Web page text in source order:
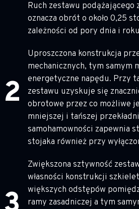
Ruch zestawu podążającego
oznacza obrót o około 0,25
zależności od pory dnia i
Uproszczona konstrukcja
mechanicznych, tym samym
energetyczne napędu. Przy
zestawu uzyskuje się
obrotowe przez co możliwe
mniejszej i tańszej
samohamowności zapewnia
stojaka również przy
Zwiększona sztywność
własności konstrukcji
większych odstępów
ramy zasadniczej a tym